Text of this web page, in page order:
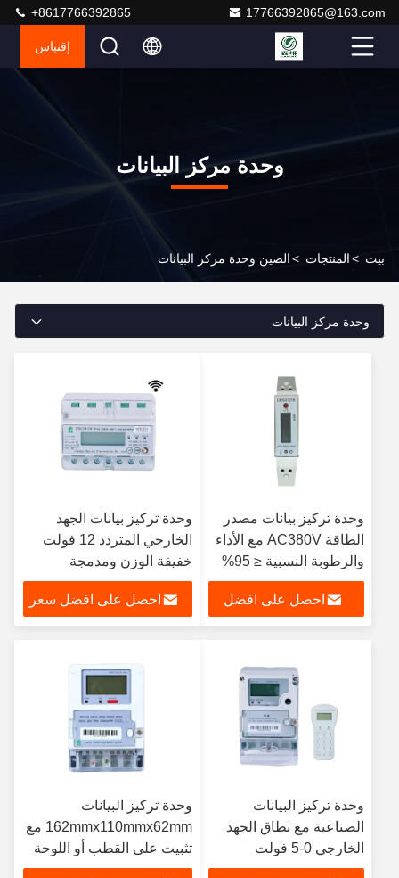
17766392865@163.com
+8617766392865
إقتباس
وحدة مركز البيانات
بيت >المنتجات >الصين وحدة مركز البيانات
وحدة مركز البيانات
وحدة تركيز بيانات مصدر
الطاقة AC380V مع الأداء
والرطوبة النسبية ≤ 95%
احصل على افضل
وحدة تركيز بيانات الجهد
الخارجي المتردد 12 فولت
خفيفة الوزن ومدمجة
للتركيب المثبت على القطب
أو اللوحة 2 رطلااحصل على افضل سعر
وحدة تركيز البيانات
الصناعية مع نطاق الجهد
الخارجي 0-5 فولت
وحدة تركيز البيانات
162mmx110mmx62mm مع
تثبيت على القطب أو اللوحة
ومدى الجهد المدخل 0-10V